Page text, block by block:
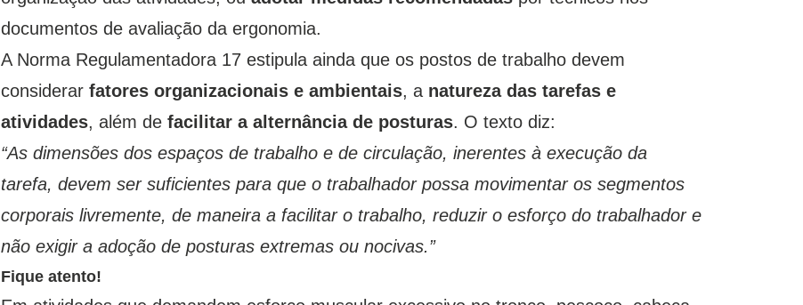
documentos de avaliação da ergonomia.
A Norma Regulamentadora 17 estipula ainda que os postos de trabalho devem
considerarfatores organizacionais e ambientais, a natureza das tarefas e
atividades, além defacilitar a alternância de posturas. O texto diz:
“As dimensões dos espaços de trabalho e de circulação, inerentes à execução da
tarefa, devem ser suficientes para que o trabalhador possa movimentar os segmentos
corporais livremente, de maneira a facilitar o trabalho, reduzir o esforço do trabalhador e
não exigir a adoção de posturas extremas ou nocivas.”
Fique atento!